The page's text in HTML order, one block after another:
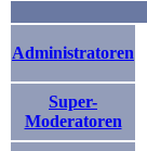
Administratoren
Super-
Moderatoren